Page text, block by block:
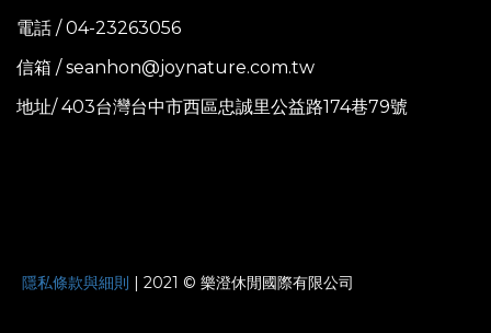
電話 / 04-23263056
信箱 / seanhon@joynature.com.tw
地址/ 403台灣台中市西區忠誠里公益路174巷79號
隱私條款與細則 | 2021 © 樂澄休閒國際有限公司